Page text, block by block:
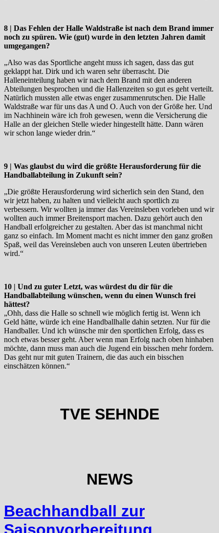
8 | Das Fehlen der Halle Waldstraße ist nach dem Brand immer
noch zu spüren. Wie (gut) wurde in den letzten Jahren damit
umgegangen?
„Also was das Sportliche angeht muss ich sagen, dass das gut
geklappt hat. Dirk und ich waren sehr überrascht. Die
Halleneinteilung haben wir nach dem Brand mit den anderen
Abteilungen besprochen und die Hallenzeiten so gut es geht verteilt.
Natürlich mussten alle etwas enger zusammenrutschen. Die Halle
Waldstraße war für uns das A und O. Auch von der Größe her. Und
im Nachhinein wäre ich froh gewesen, wenn die Versicherung die
Halle an der gleichen Stelle wieder hingestellt hätte. Dann wären
wir schon lange wieder drin.“
9 | Was glaubst du wird die größte Herausforderung für die
Handballabteilung in Zukunft sein?
„Die größte Herausforderung wird sicherlich sein den Stand, den
wir jetzt haben, zu halten und vielleicht auch sportlich zu
verbessern. Wir wollten ja immer das Vereinsleben vorleben und wir
wollten auch immer Breitensport machen. Dazu gehört auch den
Handball erfolgreicher zu gestalten. Aber das ist manchmal nicht
ganz so einfach. Im Moment macht es nicht immer den ganz großen
Spaß, weil das Vereinsleben auch von unseren Leuten übertrieben
wird.“
10 | Und zu guter Letzt, was würdest du dir für die
Handballabteilung wünschen, wenn du einen Wunsch frei
hättest?
„Ohh, dass die Halle so schnell wie möglich fertig ist. Wenn ich
Geld hätte, würde ich eine Handballhalle dahin setzten. Nur für die
Handballer. Und ich wünsche mir den sportlichen Erfolg, dass es
noch etwas besser geht. Aber wenn man Erfolg nach oben hinhaben
möchte, dann muss man auch die Jugend ein bisschen mehr fordern.
Das geht nur mit guten Trainern, die das auch ein bisschen
einschätzen können.“
TVE SEHNDE
NEWS
Beachhandball zur
Saisonvorbereitung